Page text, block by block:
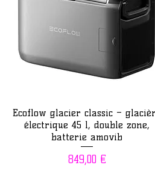
Aperçu rapide
Ecoflow glacier classic –
électrique 45 l, double zone,
batterie amovib
Prix
849,00 €